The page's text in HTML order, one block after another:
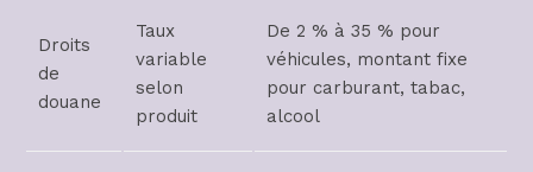
Droits
de
douane
Taux
variable
selon
produit
De 2 % à 35 % pour
véhicules, montant fixe
pour carburant, tabac,
alcool